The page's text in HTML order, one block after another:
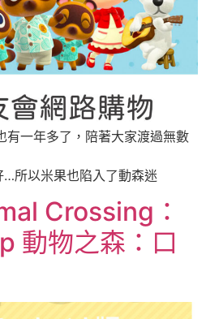
一年多了，陪著大家渡過無數
所以米果也陷入了動森迷
Crossing：
動物之森：口